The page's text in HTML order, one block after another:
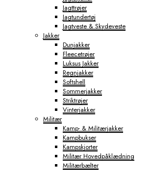
Jagttrøjer
Jagtundertøj
Jagtveste & Skydeveste
Jakker
Dunjakker
Fleecetrøjer
Luksus Jakker
Regnjakker
Softshell
Sommerjakker
Striktrøjer
Vinterjakker
Militær
Kamp- & Militærjakker
Kampbukser
Kampskjorter
Militær Hovedpåklædning
Militærbælter